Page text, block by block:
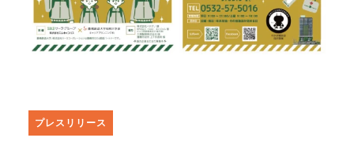
プレスリリース